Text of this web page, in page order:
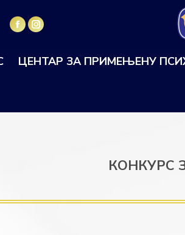
ЦЕНТАР ЗА ПРИМЕЊЕНУ
КОНКУРС